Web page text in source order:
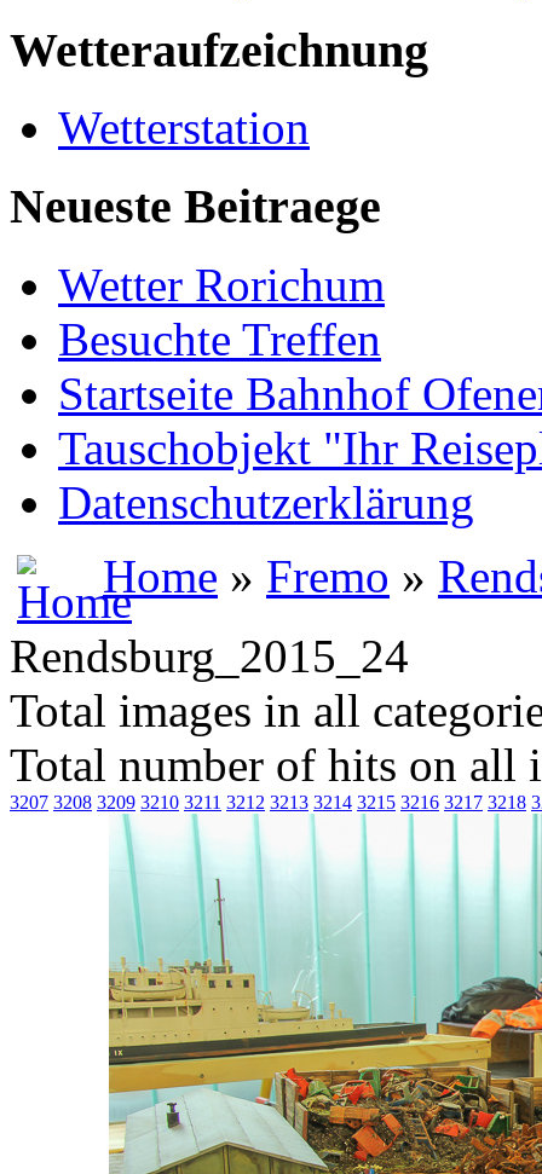
Wetteraufzeichnung
Wetterstation
Neueste Beitraege
Wetter Rorichum
Besuchte Treffen
Startseite Bahnhof
Tauschobjekt "Ihr
Datenschutzerklärung
Home » Fremo »
Rendsburg_2015_24
Total images in all
Total number of hits on all
3207 3208 3209 3210 3211 3212 3213 3214 3215 3216 3217 3218